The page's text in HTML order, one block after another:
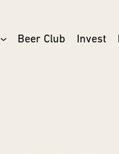
Beer Club Invest